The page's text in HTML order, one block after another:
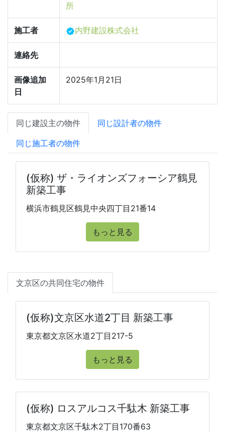
所
施工者 内野建設株式会社
連絡先
画像追加
日
2025年1月21日
同じ建設主の物件
同じ設計者の物件
同じ施工者の物件
(仮称) ザ・ライオンズフォーシア鶴見
新築工事
横浜市鶴見区鶴見中央四丁目21番14
もっと見る
文京区の共同住宅の物件
(仮称)文京区水道2丁目 新築工事
東京都文京区水道2丁目217-5
もっと見る
(仮称) ロスアルコス千駄木 新築工事
東京都文京区千駄木2丁目170番63